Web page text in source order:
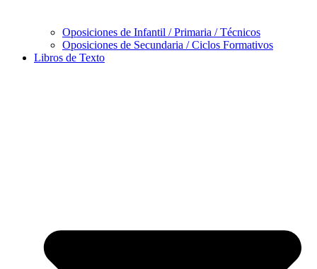
Oposiciones de Infantil / Primaria / Técnicos
Oposiciones de Secundaria / Ciclos Formativos
Libros de Texto